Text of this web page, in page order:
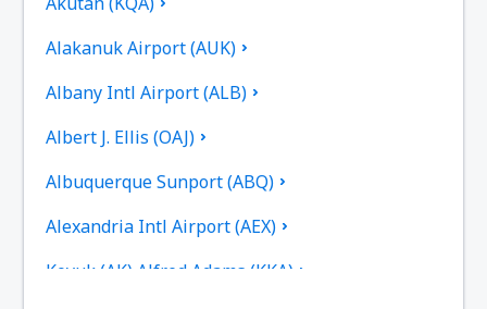
Alakanuk Airport (AUK)
Albany Intl Airport (ALB)
Albert J. Ellis (OAJ)
Albuquerque Sunport (ABQ)
Alexandria Intl Airport (AEX)
Koyuk (AK) Alfred Adams (KKA)